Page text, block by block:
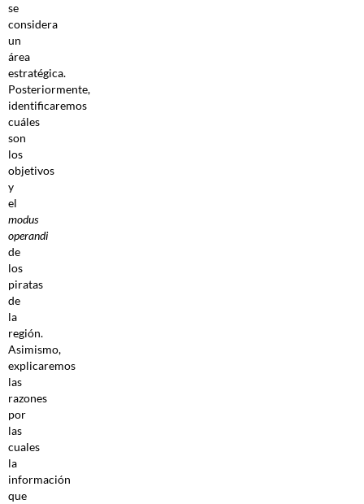
se
considera
un
área
estratégica.
Posteriormente,
identificaremos
cuáles
son
los
objetivos
y
el
modus
operandi
de
los
piratas
de
la
región.
Asimismo,
explicaremos
las
razones
por
las
cuales
la
información
que